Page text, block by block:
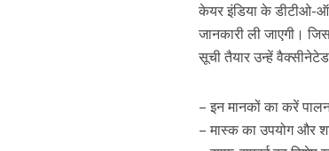
केयर इंडिया के डीटीओ-
जानकारी ली जाएगी।
सूची तैयार उन्हें वैक्सीनेटेड
– इन मानकों का करें
– मास्क का उपयोग और